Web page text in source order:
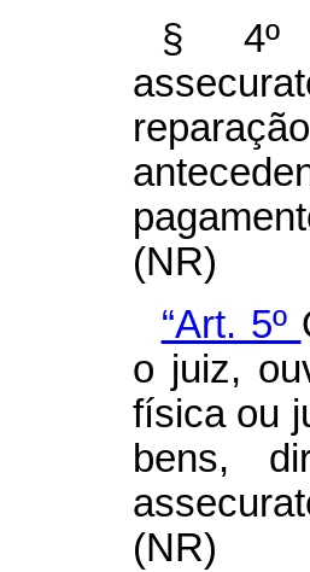
§ 4º
(NR)
“Art. 5º
o juiz,
física ou
bens,
(NR)